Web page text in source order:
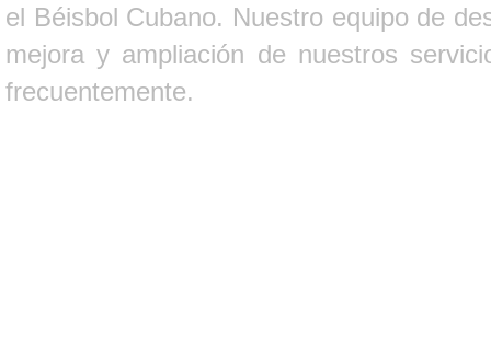
el Béisbol Cubano. Nuestro equipo de
mejora y ampliación de nuestros
frecuentemente.